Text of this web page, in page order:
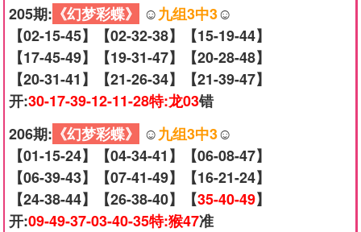
205期: 《幻梦彩蝶》 ☺️九组3中3☺️
【02-15-45】【02-32-38】【15-19-44】
【17-45-49】【19-31-47】【20-28-48】
【20-31-41】【21-26-34】【21-39-47】
开:30-17-39-12-11-28特:龙03错
206期: 《幻梦彩蝶》 ☺️九组3中3☺️
【01-15-24】【04-34-41】【06-08-47】
【06-39-43】【07-41-49】【16-21-24】
【24-38-44】【26-38-40】【35-40-49】
开:09-49-37-03-40-35特:猴47准